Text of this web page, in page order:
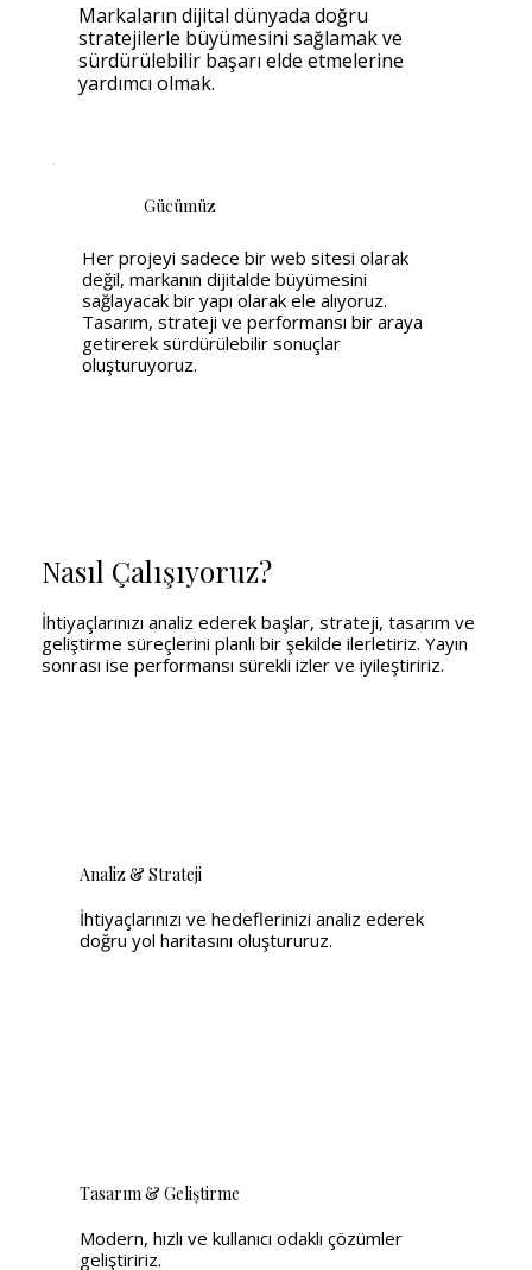
Markaların dijital dünyada doğru
stratejilerle büyümesini sağlamak ve
sürdürülebilir başarı elde etmelerine
yardımcı olmak.
Her projeyi sadece bir web sitesi olarak
değil, markanın dijitalde büyümesini
sağlayacak bir yapı olarak ele alıyoruz.
Tasarım, strateji ve performansı bir araya
getirerek sürdürülebilir sonuçlar
oluşturuyoruz.
Gücümüz
Nasıl Çalışıyoruz?
İhtiyaçlarınızı analiz ederek başlar, strateji, tasarım ve
geliştirme süreçlerini planlı bir şekilde ilerletiriz. Yayın
sonrası ise performansı sürekli izler ve iyileştiririz.
Analiz & Strateji
İhtiyaçlarınızı ve hedeflerinizi analiz ederek
doğru yol haritasını oluştururuz.
Tasarım & Geliştirme
Modern, hızlı ve kullanıcı odaklı çözümler
geliştiririz.